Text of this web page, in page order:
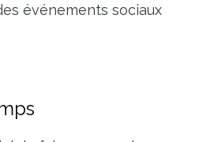
événements sociaux